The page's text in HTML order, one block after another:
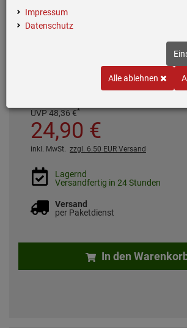
Artikel des Abluftsystem COMPAIR 150
UVP48,36€*
24,90 €
inkl. MwSt. zzgl. 6.50 EUR Versand
Lagernd
Versandfertig in 24 Stunden
Versand
per Paketdienst
In den
Impressum
Datenschutz
Alle ablehnen